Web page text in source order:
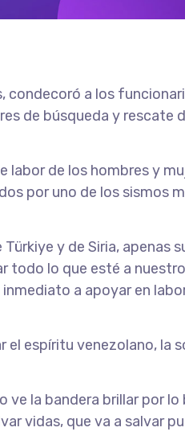
condecoró a los
de búsqueda y
labor de los hombres y
por uno de los sismos
y de Siria,
lo que esté a
a apoyar en
espíritu venezolano, la
la bandera brillar por
vidas, que va a salvar